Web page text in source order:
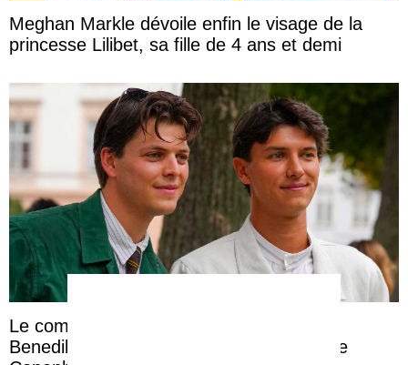
Meghan Markle dévoile enfin le visage de la
princesse Lilibet, sa fille de 4 ans et demi
Le comte Nikolai admire sa compagne
Benedikte qui défile à la Fashion Week de